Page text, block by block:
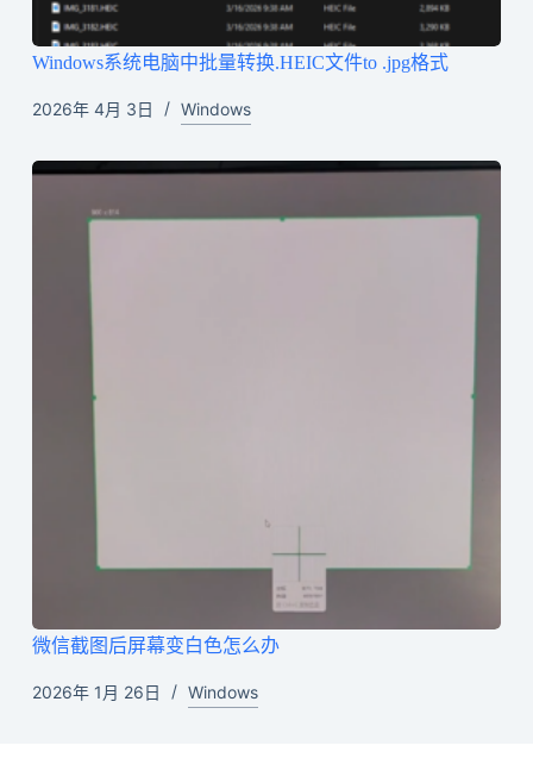
Windows系统电脑中批量转换.HEIC文件to .jpg格式
2026年 4月 3日 Windows
微信截图后屏幕变白色怎么办
2026年 1月 26日 Windows